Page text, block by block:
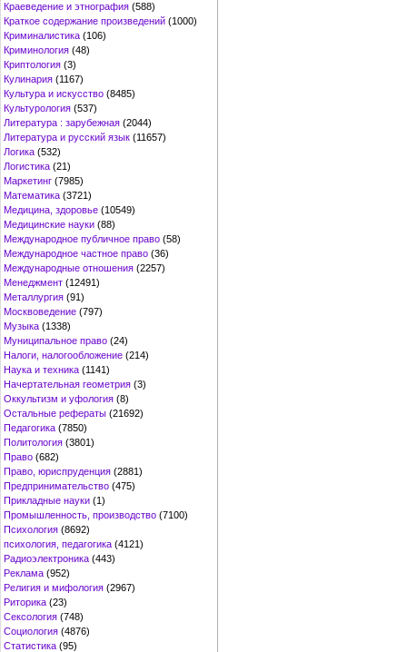
Краеведение и этнография (588)
Краткое содержание произведений (1000)
Криминалистика (106)
Криминология (48)
Криптология (3)
Кулинария (1167)
Культура и искусство (8485)
Культурология (537)
Литература : зарубежная (2044)
Литература и русский язык (11657)
Логика (532)
Логистика (21)
Маркетинг (7985)
Математика (3721)
Медицина, здоровье (10549)
Медицинские науки (88)
Международное публичное право (58)
Международное частное право (36)
Международные отношения (2257)
Менеджмент (12491)
Металлургия (91)
Москвоведение (797)
Музыка (1338)
Муниципальное право (24)
Налоги, налогообложение (214)
Наука и техника (1141)
Начертательная геометрия (3)
Оккультизм и уфология (8)
Остальные рефераты (21692)
Педагогика (7850)
Политология (3801)
Право (682)
Право, юриспруденция (2881)
Предпринимательство (475)
Прикладные науки (1)
Промышленность, производство (7100)
Психология (8692)
психология, педагогика (4121)
Радиоэлектроника (443)
Реклама (952)
Религия и мифология (2967)
Риторика (23)
Сексология (748)
Социология (4876)
Статистика (95)